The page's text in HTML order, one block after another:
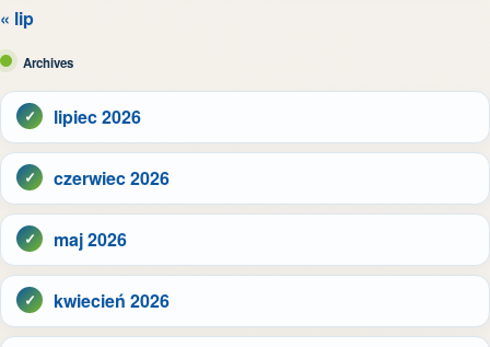
« lip
Archives
lipiec 2026
czerwiec 2026
maj 2026
kwiecień 2026